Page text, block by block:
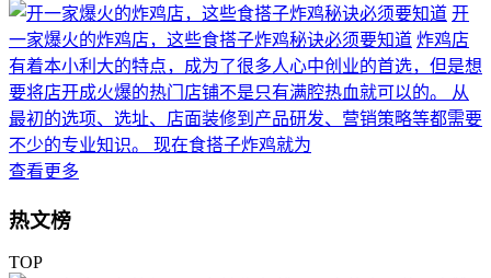
开
一家爆火的炸鸡店，这些食搭子炸鸡秘诀必须要知道 炸鸡店
有着本小利大的特点，成为了很多人心中创业的首选，但是想
要将店开成火爆的热门店铺不是只有满腔热血就可以的。 从
最初的选项、选址、店面装修到产品研发、营销策略等都需要
不少的专业知识。 现在食搭子炸鸡就为
查看更多
热文榜
TOP